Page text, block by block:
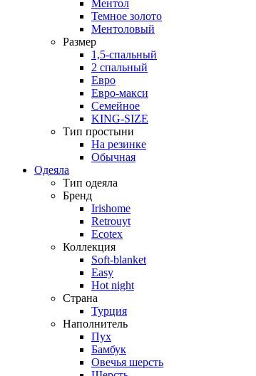
Ментол
Темное золото
Ментоловый
Размер
1,5-спальный
2 спальный
Евро
Евро-макси
Семейное
KING-SIZE
Тип простыни
На резинке
Обычная
Одеяла
Тип одеяла
Бренд
Irishome
Retrouyt
Ecotex
Коллекция
Soft-blanket
Easy
Hot night
Страна
Турция
Наполнитель
Пух
Бамбук
Овечья шерсть